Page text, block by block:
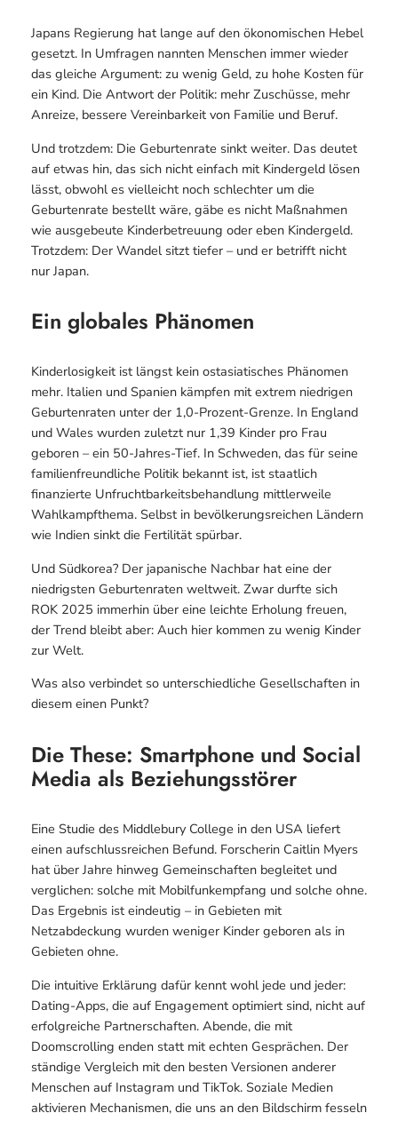
Japans Regierung hat lange auf den ökonomischen Hebel
gesetzt. In Umfragen nannten Menschen immer wieder
das gleiche Argument: zu wenig Geld, zu hohe Kosten für
ein Kind. Die Antwort der Politik: mehr Zuschüsse, mehr
Anreize, bessere Vereinbarkeit von Familie und Beruf.
Und trotzdem: Die Geburtenrate sinkt weiter. Das deutet
auf etwas hin, das sich nicht einfach mit Kindergeld lösen
lässt, obwohl es vielleicht noch schlechter um die
Geburtenrate bestellt wäre, gäbe es nicht Maßnahmen
wie ausgebeute Kinderbetreuung oder eben Kindergeld.
Trotzdem: Der Wandel sitzt tiefer – und er betrifft nicht
nur Japan.
Ein globales Phänomen
Kinderlosigkeit ist längst kein ostasiatisches Phänomen
mehr. Italien und Spanien kämpfen mit extrem niedrigen
Geburtenraten unter der 1,0-Prozent-Grenze. In England
und Wales wurden zuletzt nur 1,39 Kinder pro Frau
geboren – ein 50-Jahres-Tief. In Schweden, das für seine
familienfreundliche Politik bekannt ist, ist staatlich
finanzierte Unfruchtbarkeitsbehandlung mittlerweile
Wahlkampfthema. Selbst in bevölkerungsreichen Ländern
wie Indien sinkt die Fertilität spürbar.
Und Südkorea? Der japanische Nachbar hat eine der
niedrigsten Geburtenraten weltweit. Zwar durfte sich
ROK 2025 immerhin über eine leichte Erholung freuen,
der Trend bleibt aber: Auch hier kommen zu wenig Kinder
zur Welt.
Was also verbindet so unterschiedliche Gesellschaften in
diesem einen Punkt?
Die These: Smartphone und Social
Media als Beziehungsstörer
Eine Studie des Middlebury College in den USA liefert
einen aufschlussreichen Befund. Forscherin Caitlin Myers
hat über Jahre hinweg Gemeinschaften begleitet und
verglichen: solche mit Mobilfunkempfang und solche ohne.
Das Ergebnis ist eindeutig – in Gebieten mit
Netzabdeckung wurden weniger Kinder geboren als in
Gebieten ohne.
Die intuitive Erklärung dafür kennt wohl jede und jeder:
Dating-Apps, die auf Engagement optimiert sind, nicht auf
erfolgreiche Partnerschaften. Abende, die mit
Doomscrolling enden statt mit echten Gesprächen. Der
ständige Vergleich mit den besten Versionen anderer
Menschen auf Instagram und TikTok. Soziale Medien
aktivieren Mechanismen, die uns an den Bildschirm fesseln